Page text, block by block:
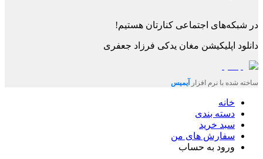
در شبکه‌های اجتماعی کنارتان هستیم!
دانلود اپلیکیشن مغان یدکی فرزاد جعفری
ساخته شده با نرم افزار آیمیس
خانه
دسته بندی
سبد خرید
سفارش های من
ورود به حساب